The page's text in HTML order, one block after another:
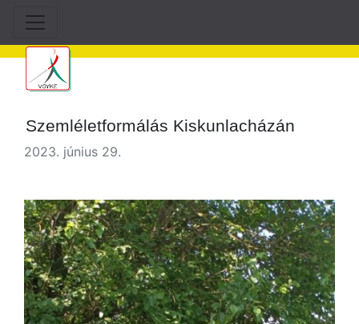
Szemléletformálás Kiskunlacházán
2023. június 29.